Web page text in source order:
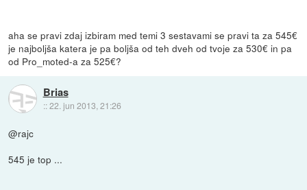
aha se pravi zdaj izbiram med temi 3 sestavami se pravi ta za 545€
je najboljša katera je pa boljša od teh dveh od tvoje za 530€ in pa
od Pro_moted-a za 525€?
Brias
::22. jun 2013, 21:26
@rajc
545 je top ...